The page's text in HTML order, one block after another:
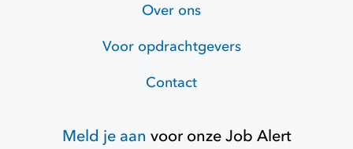
Over ons
Voor opdrachtgevers
Contact
Meld je aan voor onzeJob Alert